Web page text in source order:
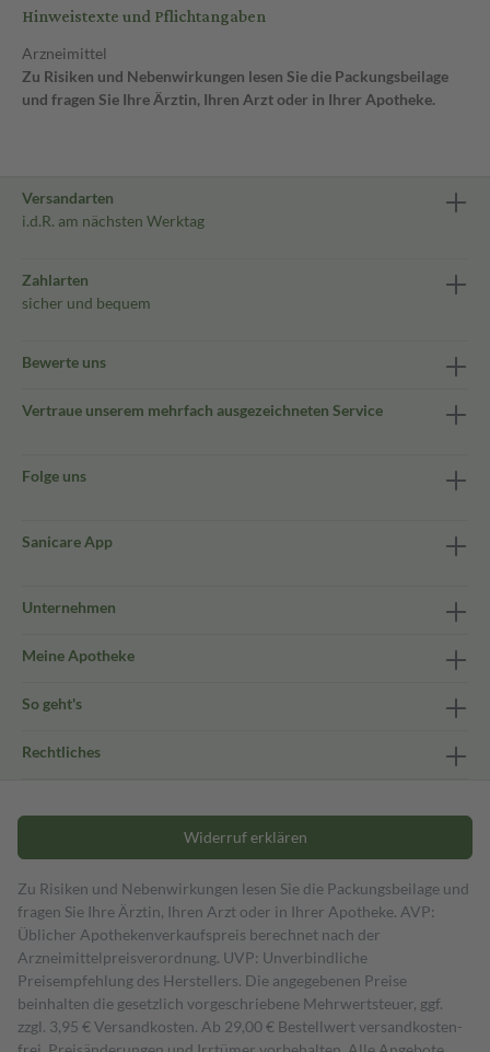
Hinweistexte und Pflichtangaben
Arzneimittel
Zu Risiken und Nebenwirkungen lesen Sie die Packungsbeilage
und fragen Sie Ihre Ärztin, Ihren Arzt oder in Ihrer Apotheke.
Versandarten
i.d.R. am nächsten Werktag
Zahlarten
sicher und bequem
Bewerte uns
Vertraue unserem mehrfach ausgezeichneten Service
Folge uns
Sanicare App
Unternehmen
Meine Apotheke
So geht's
Rechtliches
Widerruf erklären
Zu Risiken und Nebenwirkungen lesen Sie die Packungsbeilage und
fragen Sie Ihre Ärztin, Ihren Arzt oder in Ihrer Apotheke. AVP:
Üblicher Apothekenverkaufspreis berechnet nach der
Arzneimittelpreisverordnung. UVP: Unverbindliche
Preisempfehlung des Herstellers. Die angegebenen Preise
beinhalten die gesetzlich vorgeschriebene Mehrwertsteuer, ggf.
zzgl. 3,95 € Versandkosten. Ab 29,00 € Bestell­wert versand­kosten­